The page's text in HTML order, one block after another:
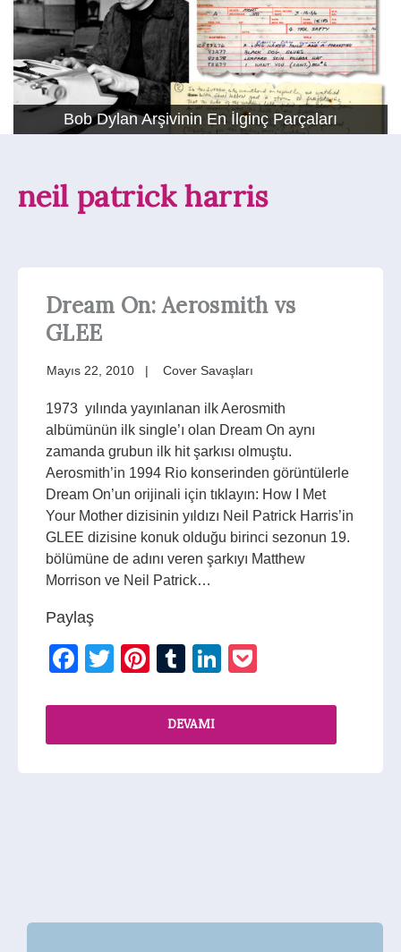
Bob Dylan Arşivinin En İlginç Parçaları
neil patrick harris
Dream On: Aerosmith vs
GLEE
Mayıs 22, 2010 Cover Savaşları
1973 yılında yayınlanan ilk Aerosmith
albümünün ilk single’ı olan Dream On aynı
zamanda grubun ilk hit şarkısı olmuştu.
Aerosmith’in 1994 Rio konserinden görüntülerle
Dream On’un orijinali için tıklayın: How I Met
Your Mother dizisinin yıldızı Neil Patrick Harris’in
GLEE dizisine konuk olduğu birinci sezonun 19.
bölümüne de adını veren şarkıyı Matthew
Morrison ve Neil Patrick…
Paylaş
Facebook
TwitterPinterest
TumblrLinkedIn
DEVAMI